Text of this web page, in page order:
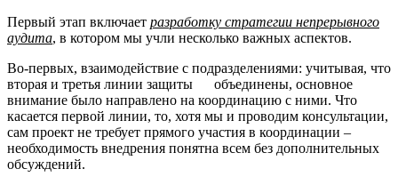
Первый этап включает разработку стратегии непрерывного
аудита, в котором мы учли несколько важных аспектов.
Во-первых, взаимодействие с подразделениями: учитывая, что
вторая и третья линии защиты объединены, основное
внимание было направлено на координацию с ними. Что
касается первой линии, то, хотя мы и проводим консультации,
сам проект не требует прямого участия в координации –
необходимость внедрения понятна всем без дополнительных
обсуждений.